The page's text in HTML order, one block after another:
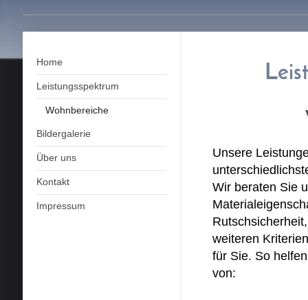
Home
Leistungsspektrum
Wohnbereiche
Bildergalerie
Über uns
Kontakt
Impressum
Unsere
Wir beraten Sie
weiteren
für Sie. So
von: